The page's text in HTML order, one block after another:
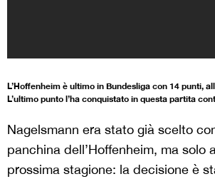
L’Hoffenheim è ultimo in Bundesliga con 14 punti,
L’ultimo punto l’ha conquistato in questa partita
Nagelsmann era stato già scelto
panchina dell’Hoffenheim, ma solo
prossima stagione: la decisione è